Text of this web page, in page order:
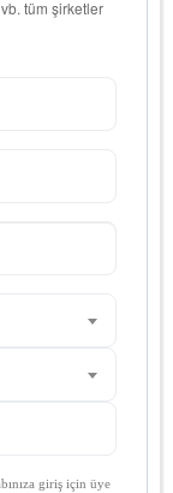
tüm şirketler
giriş için üye